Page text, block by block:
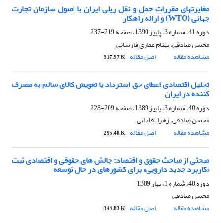
مغایرتهای مقررات حمل و نقل ریلی ایران با اصول سازمان تجارت
جهانی (WTO) و ارائه راهکار
دوره 41، شماره 3، پاییز 1390، صفحه
219-237
محسن صادقی، بهنام غفاری فارسانی
مشاهده مقاله
اصل مقاله 317.97 K
تحلیل اقتصادی اعطای حق استرداد یا تعویض کالای سالم به مصرف
کننده در ایران
دوره 40، شماره 3، پاییز 1389، صفحه
209-228
محسن صادقی، زهرا آقاجانی
مشاهده مقاله
اصل مقاله 295.48 K
مبحثی از مباحث حقوق و اقتصاد: چالش های حقوقی و اقتصادی ثبت
«کاربرد جدید دارویی» برای کشورهای در حال توسعه
دوره 40، شماره 1، بهار 1389
محسن صادقی
مشاهده مقاله
اصل مقاله 344.83 K